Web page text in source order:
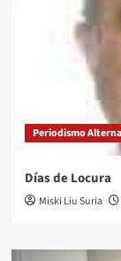
Periodismo
Días de Locura
Miski Liu Suria